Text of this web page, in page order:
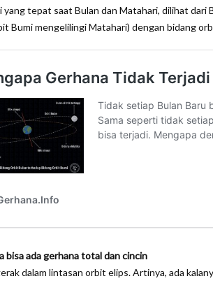
yang tepat saat Bulan dan Matahari, dilihat
Bumi mengelilingi Matahari) dengan bidang
bisa ada gerhana total dan cincin
dalam lintasan orbit elips. Artinya, ada